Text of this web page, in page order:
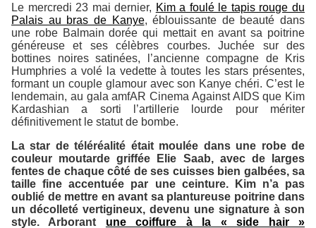
Le mercredi 23 mai dernier, Kim a foulé le tapis rouge du
Palais au bras de Kanye, éblouissante de beauté dans
une robe Balmain dorée qui mettait en avant sa poitrine
généreuse et ses célèbres courbes. Juchée sur des
bottines noires satinées, l’ancienne compagne de Kris
Humphries a volé la vedette à toutes les stars présentes,
formant un couple glamour avec son Kanye chéri. C’est le
lendemain, au gala amfAR Cinema Against AIDS que Kim
Kardashian a sorti l’artillerie lourde pour mériter
définitivement le statut de bombe.
La star de téléréalité était moulée dans une robe de
couleur moutarde griffée Elie Saab, avec de larges
fentes de chaque côté de ses cuisses bien galbées, sa
taille fine accentuée par une ceinture. Kim n’a pas
oublié de mettre en avant sa plantureuse poitrine dans
un décolleté vertigineux, devenu une signature à son
style. Arborant une coiffure à la « side hair »